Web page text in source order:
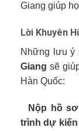
Giang giúp
Lời Khuyên
Những lưu ý
Giang sẽ
Hàn Quốc:
Nộp hồ
trình dự kiến